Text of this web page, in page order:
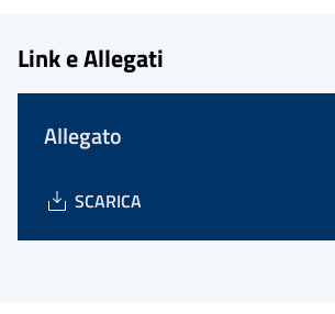
Link e Allegati
Allegato
SCARICA